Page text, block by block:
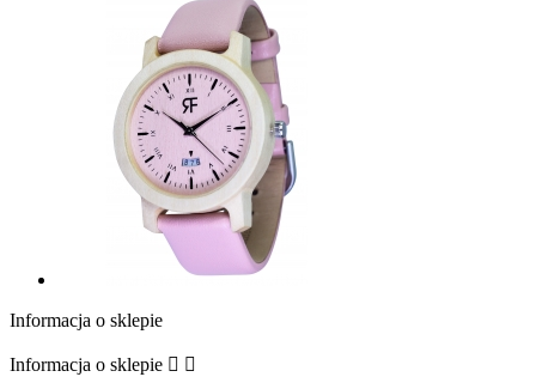
Informacja o sklepie
Informacja o sklepie  